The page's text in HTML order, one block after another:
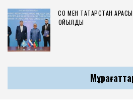
СҚО МЕН ТАТАРСТАН
ҚОЙЫЛДЫ